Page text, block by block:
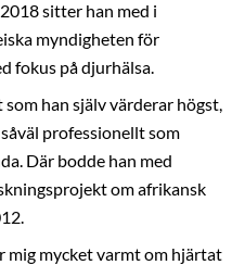
sitter han med i
myndigheten för
fokus på djurhälsa.
han själv värderar högst,
professionellt som
Där bodde han med
om afrikansk
mig mycket varmt om hjärtat